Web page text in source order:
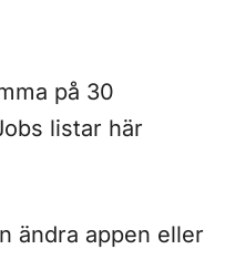
på 30
listar här
ändra appen eller